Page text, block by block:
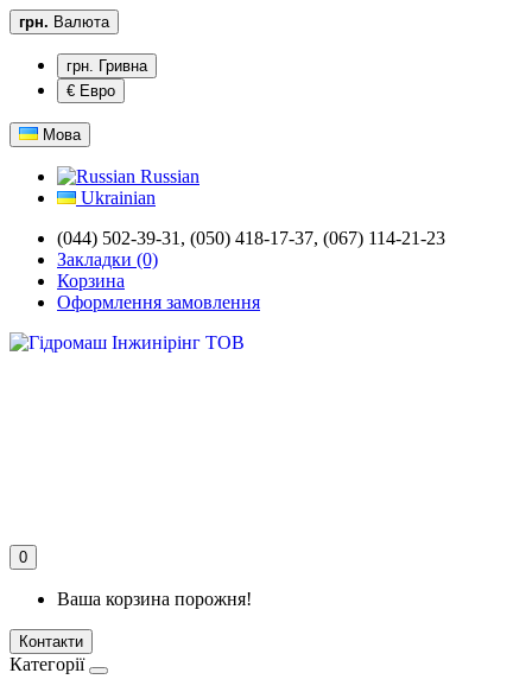
грн. Валюта
грн. Гривна
€ Евро
Мова
Russian
Ukrainian
(044) 502-39-31, (050) 418-17-37, (067) 114-21-23
Закладки (0)
Корзина
Оформлення замовлення
0
Ваша корзина порожня!
Контакти
Категорії